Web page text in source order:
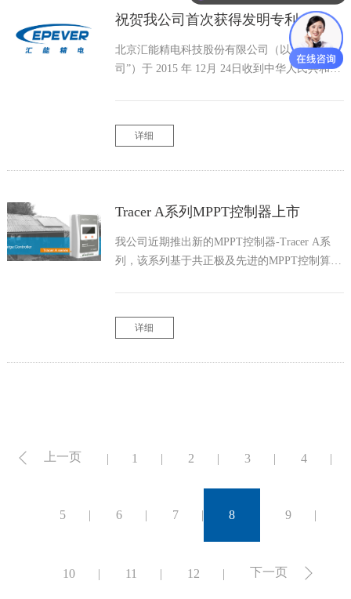
祝贺我公司首次获得发明专利
北京汇能精电科技股份有限公司（以下简称“公
司”）于 2015 年 12月 24日收到中华人民共和国
详细
Tracer A系列MPPT控制器上市
我公司近期推出新的MPPT控制器-Tracer A系
列，该系列基于共正极及先进的MPPT控制算法
详细
上一页 1 2 3 4
5 6 7 8 9
10 11 12 下一页